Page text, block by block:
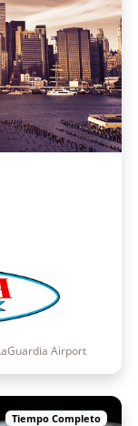
Airport
Tiempo Completo